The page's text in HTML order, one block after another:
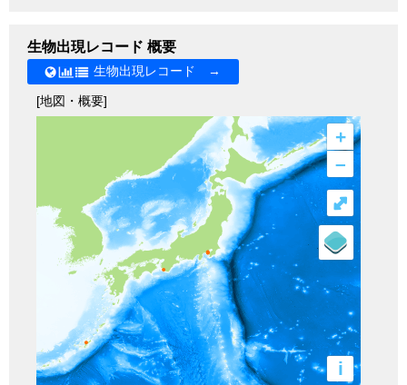
生物出現レコード 概要
生物出現レコード →
[地図・概要]
+
–
i
⤢